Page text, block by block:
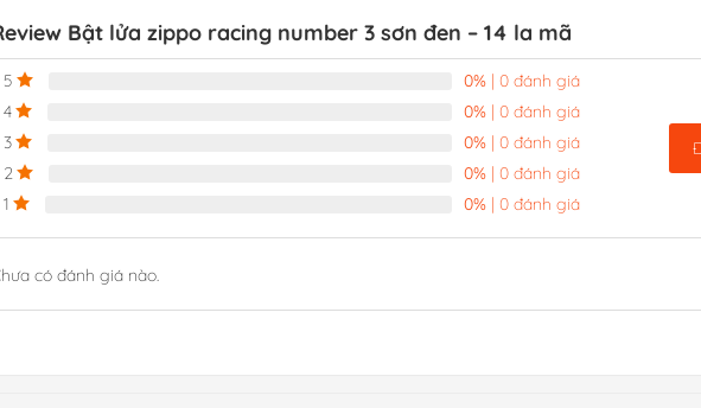
Bật lửa zippo racing number 3 sơn đen – 14 la mã
5 0% | 0 đánh giá
4
0% | 0 đánh giá
3
0% | 0 đánh giá
2
0% | 0 đánh giá
1
0% | 0 đánh giá
có đánh giá nào.